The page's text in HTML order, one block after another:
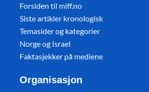
Forsiden til miff.no
Siste artikler kronologisk
Temasider og kategorier
Norge og Israel
Faktasjekker på mediene
Organisasjon